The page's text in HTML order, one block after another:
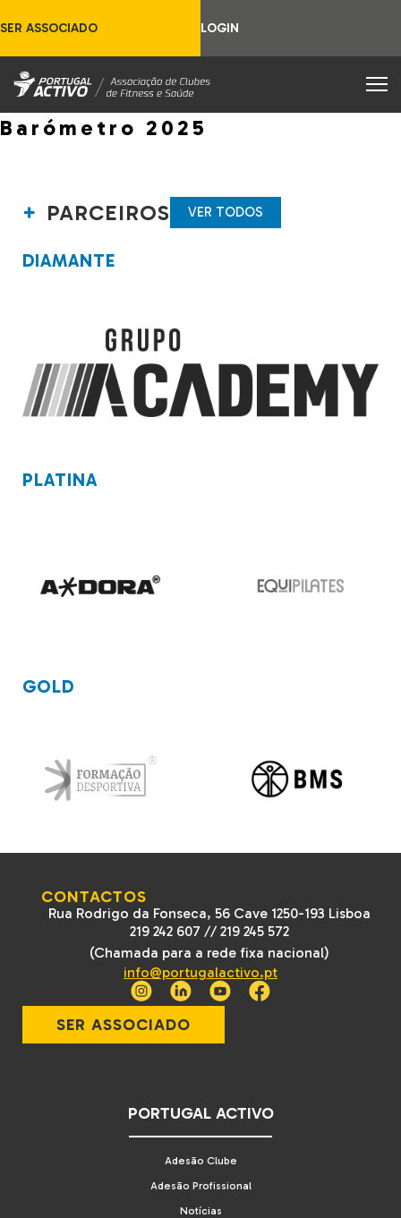
SER ASSOCIADO LOGIN
Barómetro 2025
PARCEIROS VER TODOS
DIAMANTE
PLATINA
GOLD
CONTACTOS
Rua Rodrigo da Fonseca, 56 Cave 1250-193 Lisboa
219 242 607 //219 245 572
(Chamada para a rede fixa nacional)
info@portugalactivo.pt
SER ASSOCIADO
PORTUGAL ACTIVO
Adesão Clube
Adesão Profissional
Notícias